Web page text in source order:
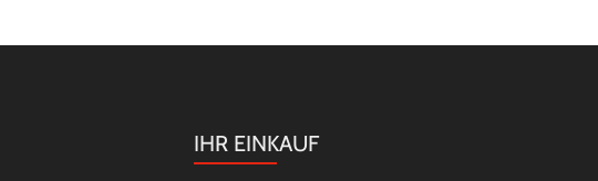
IHR EINKAUF